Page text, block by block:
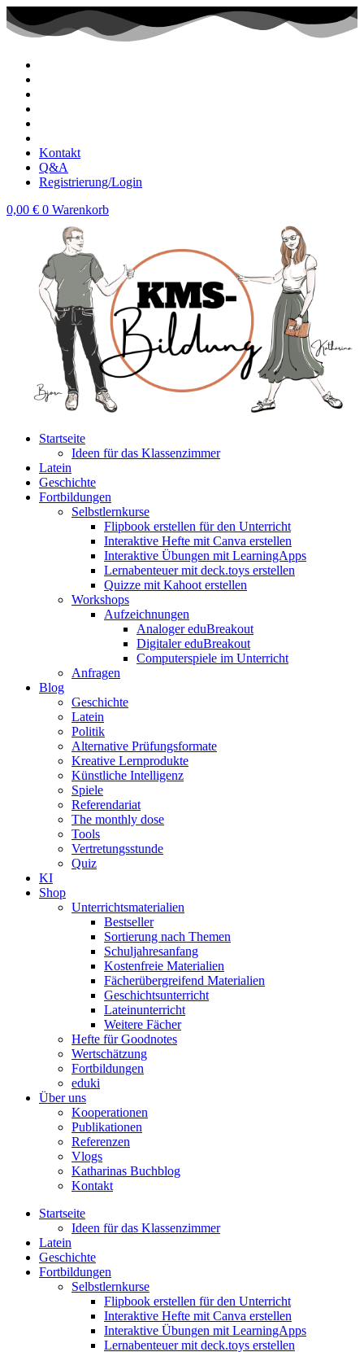
Zum
Inhalt
wechseln
Kontakt
Q&A
Registrierung/Login
0,00 € 0 Warenkorb
Startseite
Ideen für das Klassenzimmer
Latein
Geschichte
Fortbildungen
Selbstlernkurse
Flipbook erstellen für den Unterricht
Interaktive Hefte mit Canva erstellen
Interaktive Übungen mit LearningApps
Lernabenteuer mit deck.toys erstellen
Quizze mit Kahoot erstellen
Workshops
Aufzeichnungen
Analoger eduBreakout
Digitaler eduBreakout
Computerspiele im Unterricht
Anfragen
Blog
Geschichte
Latein
Politik
Alternative Prüfungsformate
Kreative Lernprodukte
Künstliche Intelligenz
Spiele
Referendariat
The monthly dose
Tools
Vertretungsstunde
Quiz
KI
Shop
Unterrichtsmaterialien
Bestseller
Sortierung nach Themen
Schuljahresanfang
Kostenfreie Materialien
Fächerübergreifend Materialien
Geschichtsunterricht
Lateinunterricht
Weitere Fächer
Hefte für Goodnotes
Wertschätzung
Fortbildungen
eduki
Über uns
Kooperationen
Publikationen
Referenzen
Vlogs
Katharinas Buchblog
Kontakt
Startseite
Ideen für das Klassenzimmer
Latein
Geschichte
Fortbildungen
Selbstlernkurse
Flipbook erstellen für den Unterricht
Interaktive Hefte mit Canva erstellen
Interaktive Übungen mit LearningApps
Lernabenteuer mit deck.toys erstellen